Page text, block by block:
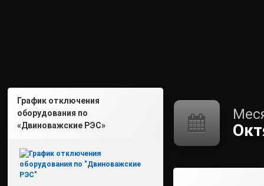
График отключения
оборудования по
«Двиноважские РЭС»